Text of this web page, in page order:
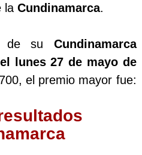
la Cundinamarca.
de su Cundinamarca
lunes 27 de mayo de
el premio mayor fue: